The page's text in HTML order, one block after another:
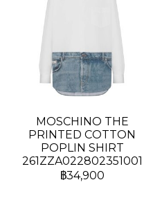
MOSCHINO THE
PRINTED COTTON
POPLIN SHIRT
261ZZA022802351001
฿34,900